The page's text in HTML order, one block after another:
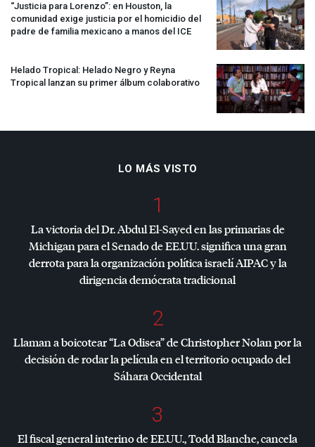
“Justicia para Lorenzo”: en Houston, la
comunidad exige justicia por el homicidio del
padre de familia mexicano a manos del ICE
Helado Tropical: Helado Negro y Reyna
Tropical lanzan su primer álbum colaborativo
LO MÁS VISTO
1
La victoria del Dr. Abdul El-Sayed en las primarias de
Michigan para el Senado de EE.UU. significa una gran
derrota para la organización política israelíAIPACy la
dirigencia demócrata tradicional
2
Llaman a boicotear “La Odisea” de Christopher Nolan por la
decisión de rodar la película en el territorio ocupado del
Sáhara Occidental
3
El fiscal general interino de EE.UU., Todd Blanche, cancela